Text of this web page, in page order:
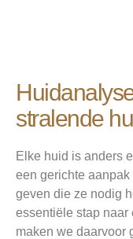
stralende
Elke huid is anders
een gerichte
geven die ze nodig
essentiële stap naar
maken we daarvoor